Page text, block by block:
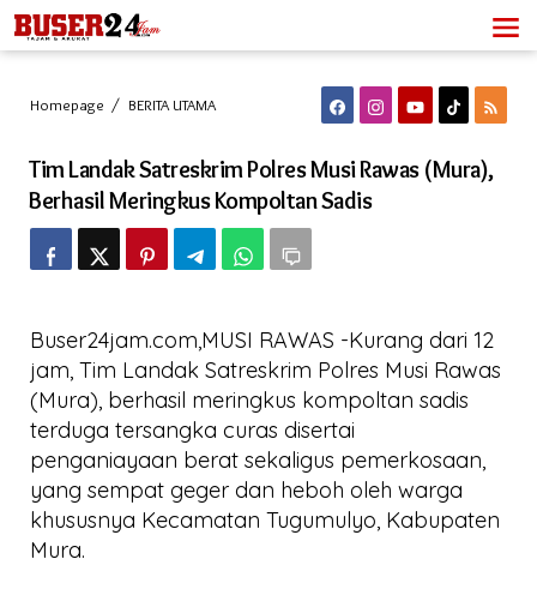
Lewati
ke
konten
Homepage / BERITA UTAMATim
Polres
Musi
Rawas
(Mura),
Berhasil
Meringkus
Tim Landak Satreskrim Polres Musi Rawas (Mura),
Berhasil Meringkus Kompoltan Sadis
Buser24jam.com,MUSI RAWAS -Kurang dari 12
jam, Tim Landak Satreskrim Polres Musi Rawas
(Mura), berhasil meringkus kompoltan sadis
terduga tersangka curas disertai
penganiayaan berat sekaligus pemerkosaan,
yang sempat geger dan heboh oleh warga
khususnya Kecamatan Tugumulyo, Kabupaten
Mura.